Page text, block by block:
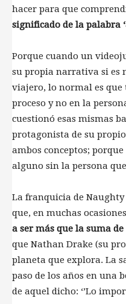
hacer para que
significado de la palabra
Porque cuando un
su propia narrativa si es
viajero, lo normal es
proceso y no en la
cuestionó esas mismas
protagonista de su
ambos conceptos;
alguno sin la persona
La franquicia de
que, en muchas
a ser más que la suma
que Nathan Drake (su
planeta que explora. La
paso de los años en una
de aquel dicho: ‘’Lo